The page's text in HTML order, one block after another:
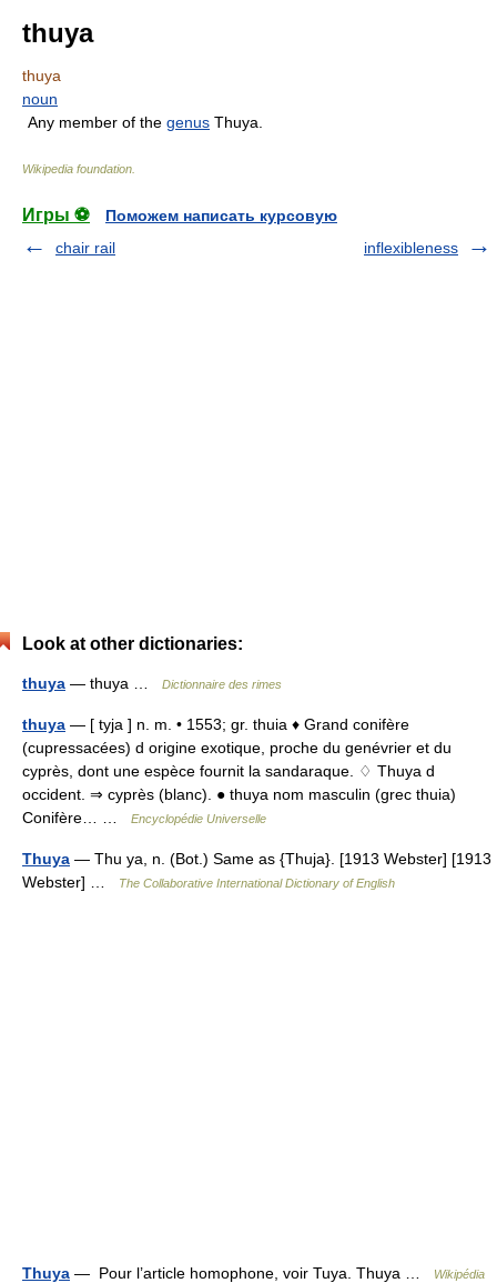
thuya
thuya
noun
Any member of the genus Thuya.
Wikipedia foundation
Игры ⚽
Поможем написать курсовую
chair rail
inflexibleness
Look at other dictionaries:
thuya — thuya … Dictionnaire des rimes
thuya — [ tyja ] n. m. • 1553; gr. thuia ♦ Grand conifère
(cupressacées) d origine exotique, proche du genévrier et du
cyprès, dont une espèce fournit la sandaraque. ♢ Thuya d
occident. ⇒ cyprès (blanc). ● thuya nom masculin (grec thuia)
Conifère… …
Encyclopédie Universelle
Thuya — Thu ya, n. (Bot.) Same as {Thuja}. [1913 Webster] [1913
Webster] …
The Collaborative International Dictionary of English
Thuya — Pour l’article homophone, voir Tuya. Thuya …
Wikipédia